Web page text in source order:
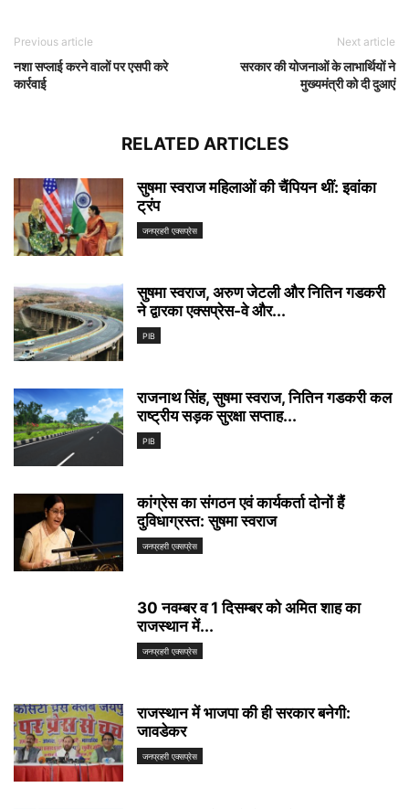
Previous article
नशा सप्लाई करने वालों पर एसपी करे
कार्रवाई
Next article
सरकार की योजनाओं के लाभार्थियों ने
मुख्यमंत्री को दी दुआएं
RELATED ARTICLES
सुषमा स्वराज महिलाओं की चैंपियन थीं: इवांका
ट्रंप
जनप्रहरी एक्सप्रेस
सुषमा स्‍वराज, अरुण जेटली और नितिन गडकरी
ने द्वारका एक्‍सप्रेस-वे और...
PIB
राजनाथ सिंह, सुषमा स्वराज, नितिन गडकरी कल
राष्ट्रीय सड़क सुरक्षा सप्ताह...
PIB
कांग्रेस का संगठन एवं कार्यकर्ता दोनों हैं
दुविधाग्रस्त: सुषमा स्वराज
जनप्रहरी एक्सप्रेस
30 नवम्बर व 1 दिसम्बर को अमित शाह का
राजस्थान में...
जनप्रहरी एक्सप्रेस
राजस्थान में भाजपा की ही सरकार बनेगी:
जावडेकर
जनप्रहरी एक्सप्रेस